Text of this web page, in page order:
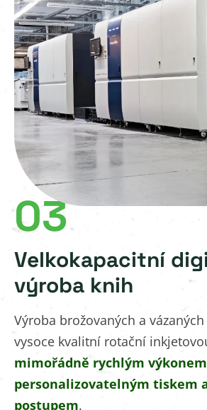
03
Velkokapacitní
výroba knih
Výroba brožovaných a
vysoce kvalitní rotační
mimořádně rychlým
personalizovatelným tiskem
postupem.